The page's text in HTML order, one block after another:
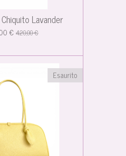
Lavander
€ 420,00 €
Esaurito